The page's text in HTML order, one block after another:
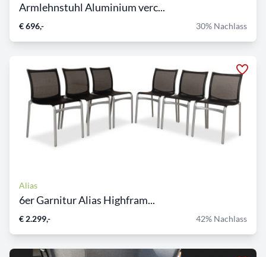
Armlehnstuhl Aluminium verc...
€ 696,- 30% Nachlass
Alias
6er Garnitur Alias Highfram...
€ 2.299,- 42% Nachlass